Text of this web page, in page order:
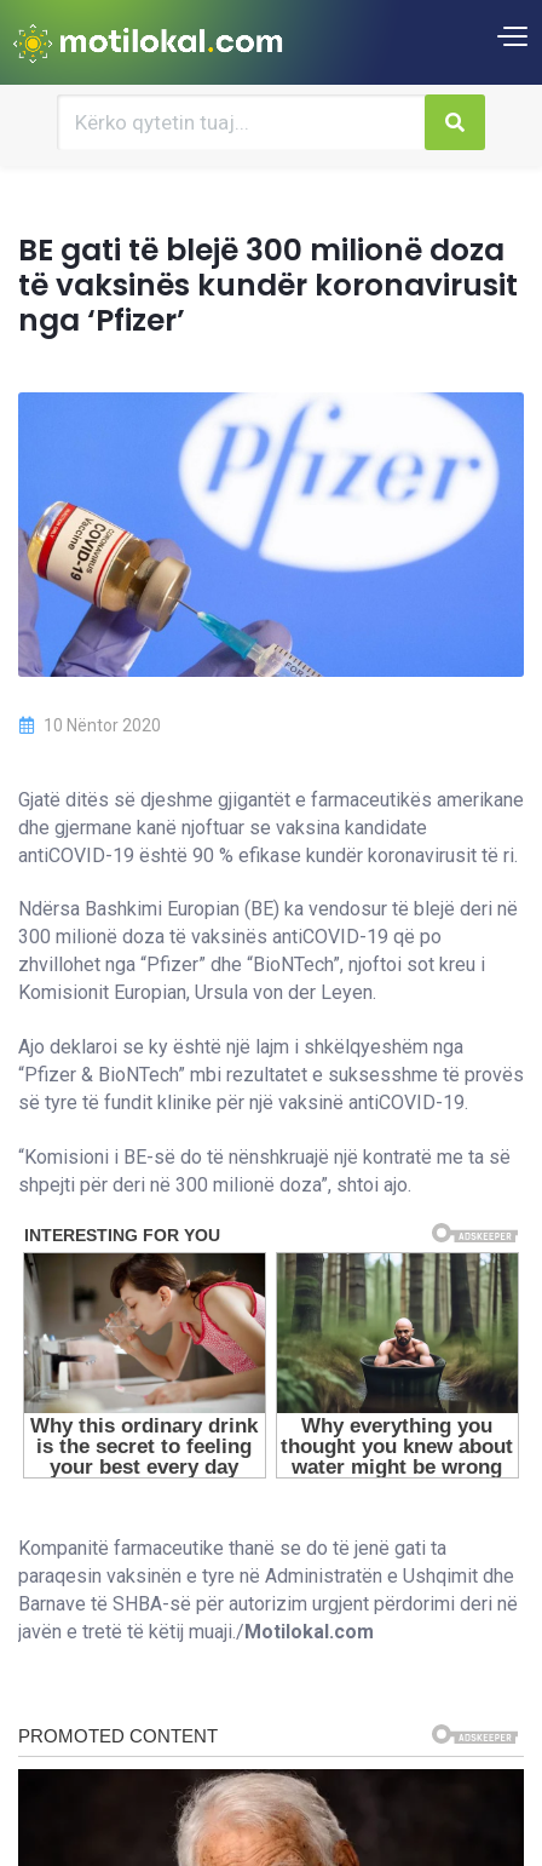
BE gati të blejë 300 milionë doza
të vaksinës kundër koronavirusit
nga ‘Pfizer’
10 Nëntor 2020
Gjatë ditës së djeshme gjigantët e farmaceutikës amerikane
dhe gjermane kanë njoftuar se vaksina kandidate
antiCOVID-19 është 90 % efikase kundër koronavirusit të ri.
Ndërsa Bashkimi Europian (BE) ka vendosur të blejë deri në
300 milionë doza të vaksinës antiCOVID-19 që po
zhvillohet nga “Pfizer” dhe “BioNTech”, njoftoi sot kreu i
Komisionit Europian, Ursula von der Leyen.
Ajo deklaroi se ky është një lajm i shkëlqyeshëm nga
“Pfizer & BioNTech” mbi rezultatet e suksesshme të provës
së tyre të fundit klinike për një vaksinë antiCOVID-19.
“Komisioni i BE-së do të nënshkruajë një kontratë me ta së
shpejti për deri në 300 milionë doza”, shtoi ajo.
Kompanitë farmaceutike thanë se do të jenë gati ta
paraqesin vaksinën e tyre në Administratën e Ushqimit dhe
Barnave të SHBA-së për autorizim urgjent përdorimi deri në
javën e tretë të këtij muaji./Motilokal.com